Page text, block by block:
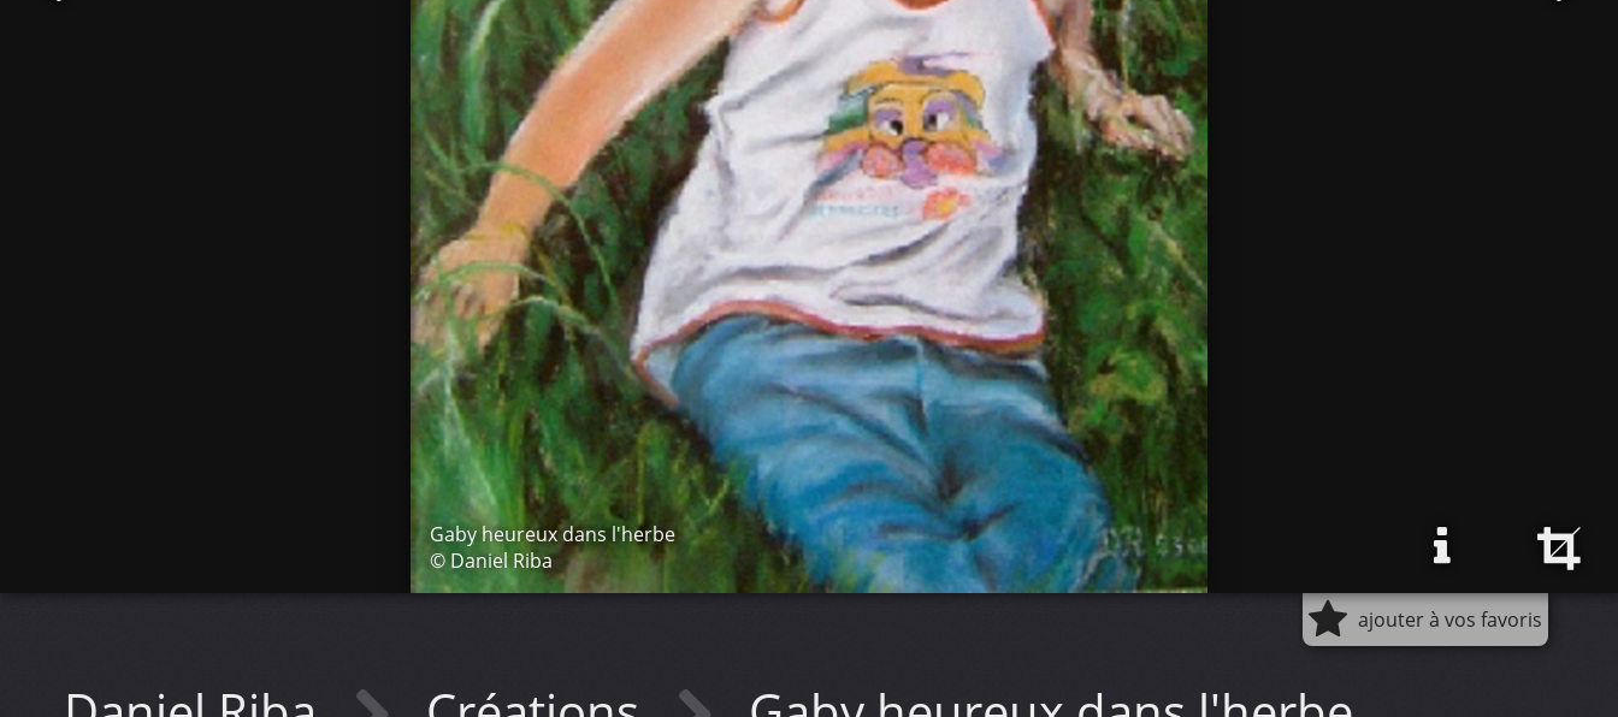
Gaby heureux dans l'herbe
© Daniel Riba
ajouter à vos favoris